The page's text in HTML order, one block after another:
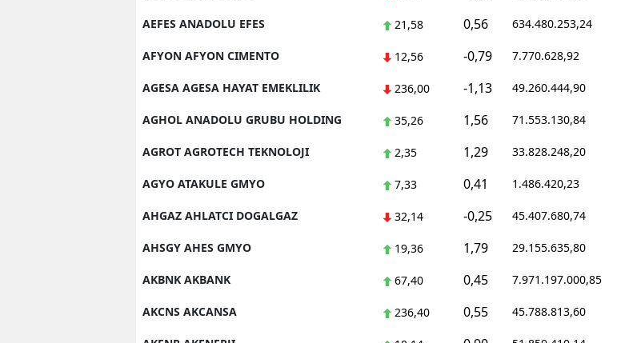
AEFES ANADOLU EFES 21,58 0,56 634.480.253,24
AFYON AFYON CIMENTO 12,56 -0,79 7.770.628,92
AGESA AGESA HAYAT EMEKLILIK 236,00 -1,13 49.260.444,90
AGHOL ANADOLU GRUBU HOLDING 35,26 1,56 71.553.130,84
AGROT AGROTECH TEKNOLOJI 2,35 1,29 33.828.248,20
AGYO ATAKULE GMYO 7,33 0,41 1.486.420,23
AHGAZ AHLATCI DOGALGAZ 32,14 -0,25 45.407.680,74
AHSGY AHES GMYO 19,36 1,79 29.155.635,80
AKBNK AKBANK 67,40 0,45 7.971.197.000,85
AKCNS AKCANSA 236,40 0,55 45.788.813,60